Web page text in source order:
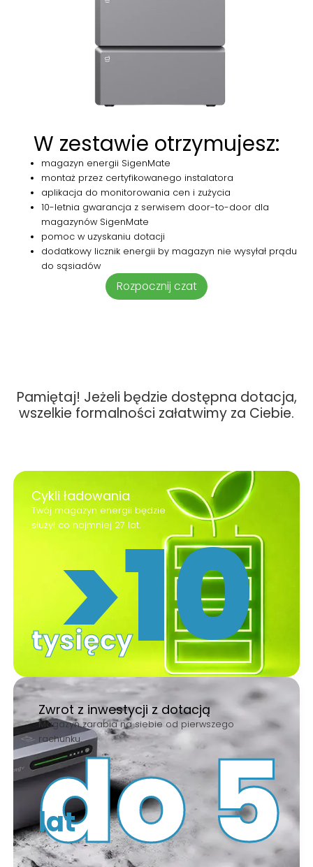
W zestawie otrzymujesz:
magazyn energii SigenMate
montaż przez certyfikowanego instalatora
aplikacja do monitorowania cen i zużycia
10-letnia gwarancja z serwisem door-to-door dla
magazynów SigenMate
pomoc w uzyskaniu dotacji
dodatkowy licznik energii by magazyn nie wysyłał prądu
do sąsiadów
Rozpocznij czat
Pamiętaj! Jeżeli będzie dostępna dotacja,
wszelkie formalności załatwimy za Ciebie.
Cykli ładowania
Twój magazyn energii będzie
służył co najmniej 27 lat.
>10
tysięcy
do 5
lat
Zwrot z inwestycji z dotacją
Magazyn zarabia na siebie od pierwszego
rachunku.